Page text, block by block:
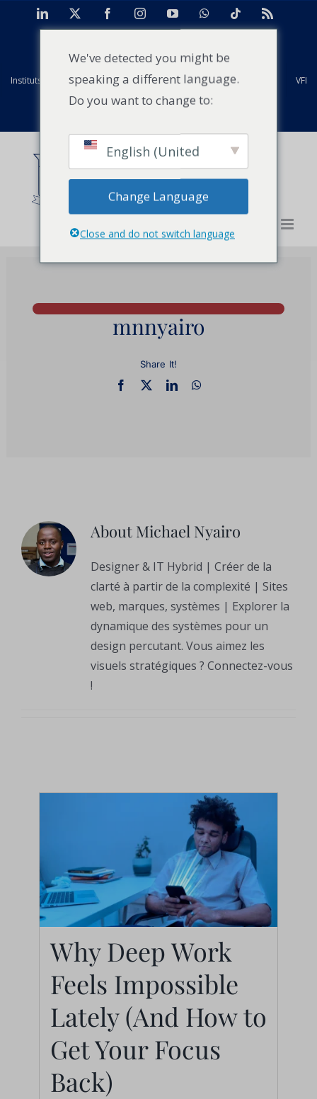
LinkedIn FacebookInstagramYouTubeWhatsAppTiktok
Instituts mondiaux Strathmore Anciens élèves Installations VFI
mnnyairo
Share It!
About Michael Nyairo
Designer & IT Hybrid | Créer de la
clarté à partir de la complexité | Sites
web, marques, systèmes | Explorer la
dynamique des systèmes pour un
design percutant. Vous aimez les
visuels stratégiques ? Connectez-vous
!
Why Deep Work Feels
Impossible Lately
(And How to Get Your
Focus Back)
Why Deep Work
Feels Impossible
Lately (And How to
Get Your Focus
Back)
We've detected you might be
speaking a different language.
Do you want to change to:
English (United
States)
Change Language
Close and do not switch language